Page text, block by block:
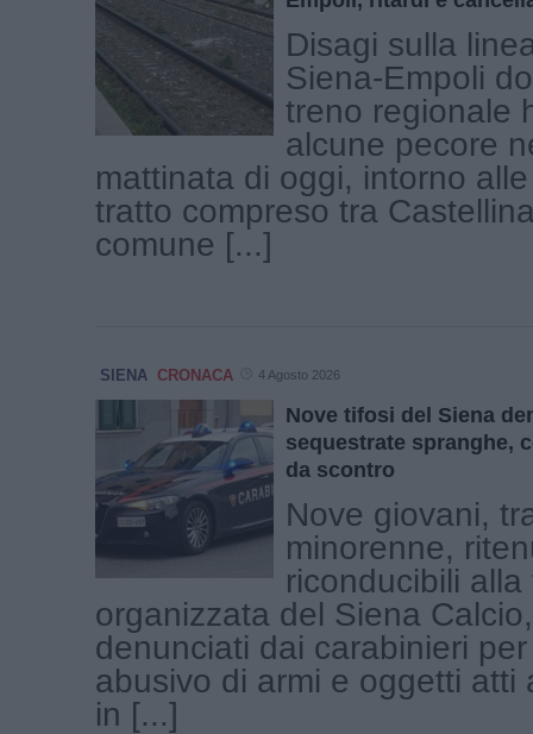
Disagi sulla
Siena-Empoli
treno regionale
alcune pecore
mattinata di oggi, intorno
tratto compreso tra
comune [...]
SIENA CRONACA 4 Agosto 2026
Nove tifosi del Siena
sequestrate spranghe,
da scontro
Nove giovani,
minorenne,
riconducibili alla
organizzata del Siena
denunciati dai carabinieri
abusivo di armi e oggetti atti
in [...]